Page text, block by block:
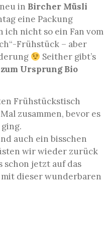
in Bircher Müsli
eine Packung
ich nicht so ein Fan vom
Frühstück – aber
Seither gibt’s
Ursprung Bio
Frühstückstisch
zusammen, bevor es
auch ein bisschen
wir wieder zurück
schon jetzt auf das
dieser wunderbaren